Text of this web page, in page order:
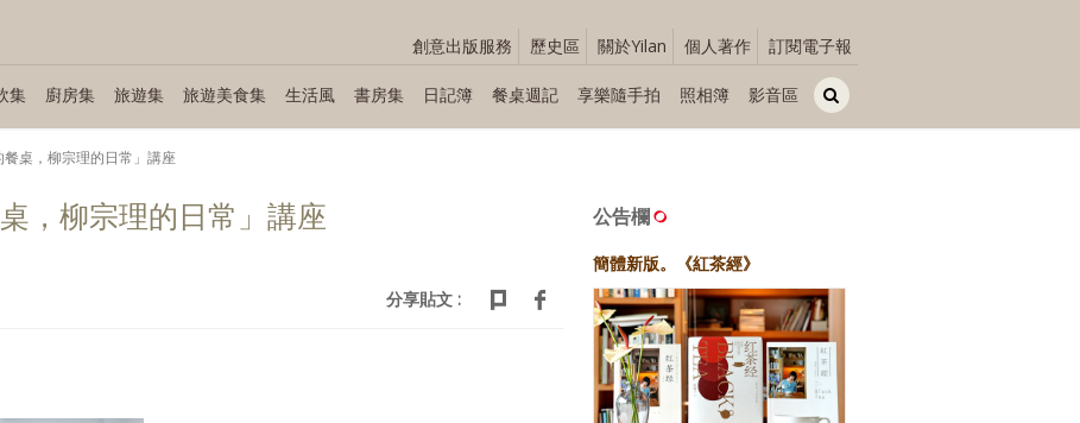
創意出版服務 歷史區 關於Yilan 個人著作 訂閱電子報
集 廚房集 旅遊集 旅遊美食集 生活風 書房集 日記簿 餐桌週記 享樂隨手拍 照相簿 影音區
桌，柳宗理的日常」講座
，柳宗理的日常」講座
分享貼文 :
公告欄
簡體新版。《紅茶經》